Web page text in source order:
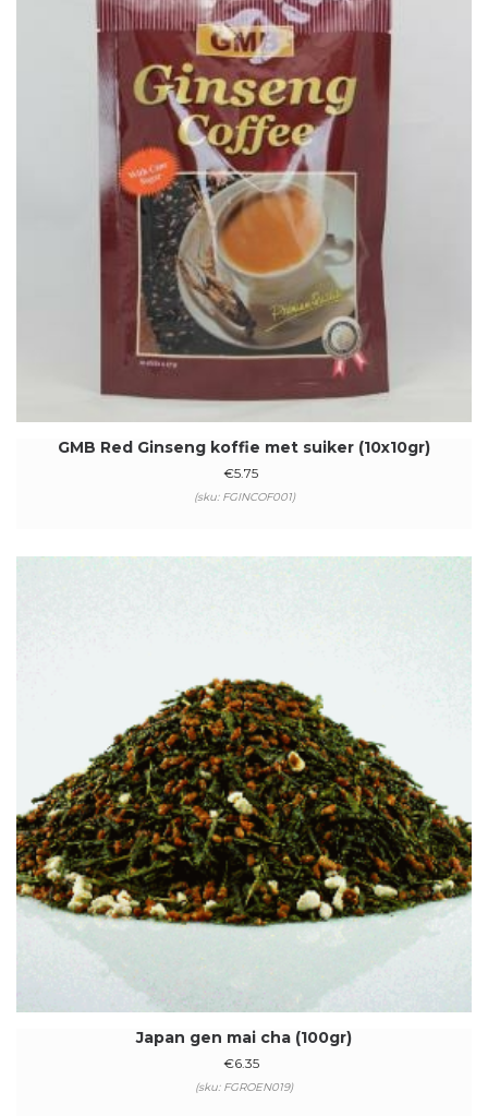
GMB Red Ginseng koffie met suiker (10x10gr)
€5.75
(sku: FGINCOF001)
Japan gen mai cha (100gr)
€6.35
(sku: FGROEN019)